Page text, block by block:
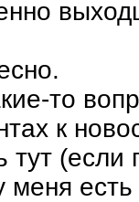
то
к
тут (если
меня